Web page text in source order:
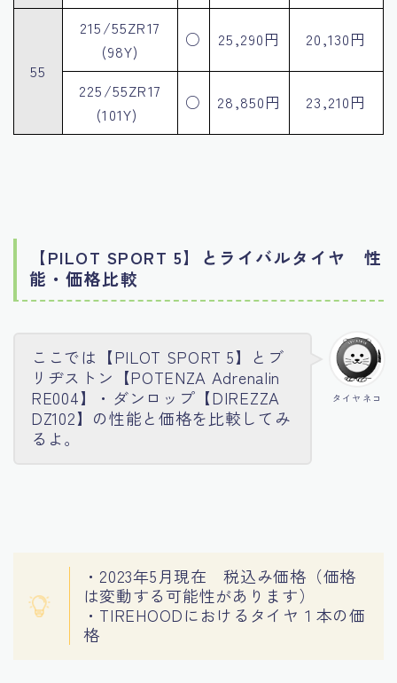
55
215/55ZR17
(98Y)
○ 25,290円 20,130円
225/55ZR17
(101Y)
○ 28,850円 23,210円
【PILOT SPORT 5】とライバルタイヤ
性
能・価格比較
タイヤネコ
ここでは【PILOT SPORT 5】とブ
リヂストン【POTENZA Adrenalin
RE004】・ダンロップ【DIREZZA
DZ102】の性能と価格を比較してみ
るよ。
・2023年5月現在 税込み価格（価格
は変動する可能性があります）
・TIREHOODにおけるタイヤ１本の価
格